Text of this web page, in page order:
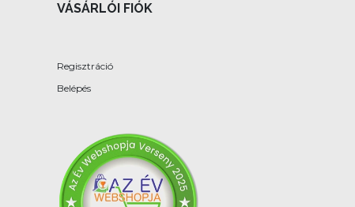
VÁSÁRLÓI FIÓK
Regisztráció
Belépés